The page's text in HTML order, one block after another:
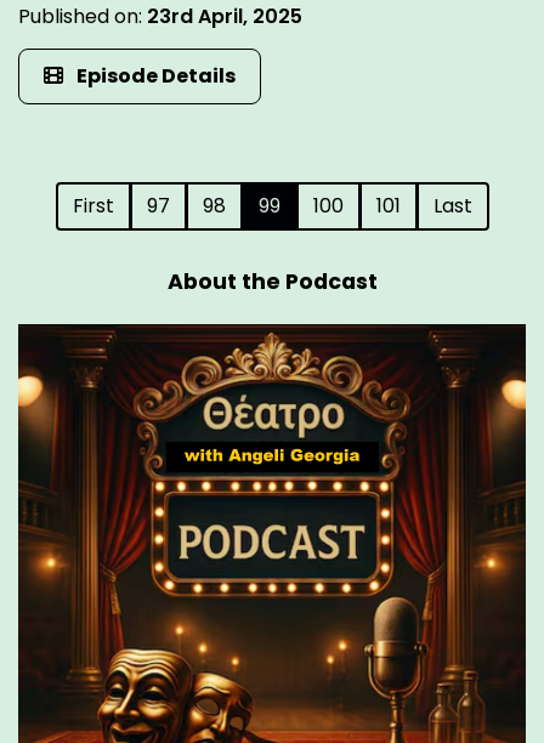
Published on: 23rd April, 2025
Episode Details
First 97 98 99 100 101 Last
About the Podcast